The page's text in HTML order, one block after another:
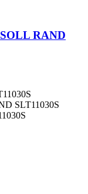
RAND
SLT11030S